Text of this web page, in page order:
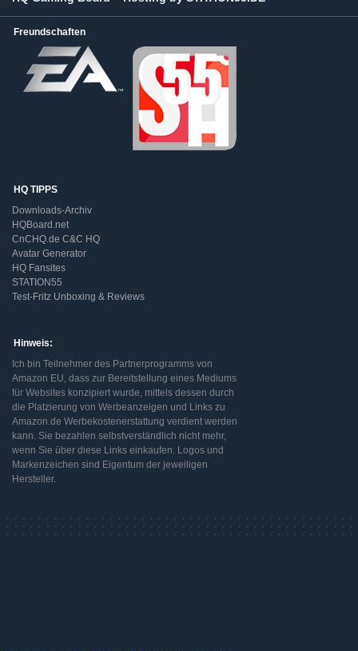
Freundschaften
HQ TIPPS
Downloads-Archiv
HQBoard.net
CnCHQ.de C&C HQ
Avatar Generator
HQ Fansites
STATION55
Test-Fritz Unboxing & Reviews
Hinweis:
Ich bin Teilnehmer des Partnerprogramms von
Amazon EU, dass zur Bereitstellung eines Mediums
für Websites konzipiert wurde, mittels dessen durch
die Platzierung von Werbeanzeigen und Links zu
Amazon.de Werbekostenerstattung verdient werden
kann. Sie bezahlen selbstverständlich nicht mehr,
wenn Sie über diese Links einkaufen. Logos und
Markenzeichen sind Eigentum der jeweiligen
Hersteller.